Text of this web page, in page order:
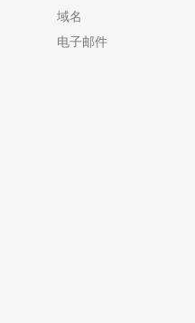
域名
电子邮件